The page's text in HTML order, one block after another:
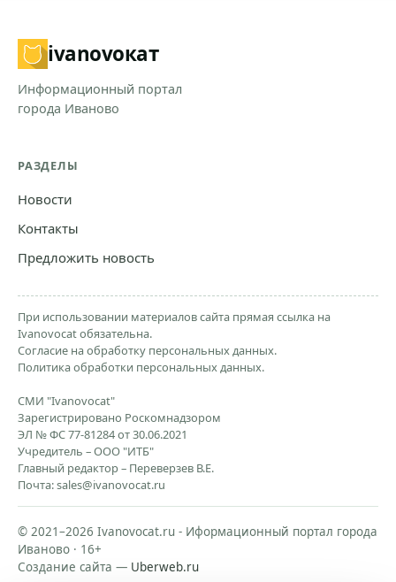
ivanovoкат
Информационный портал
города Иваново
РАЗДЕЛЫ
Новости
Контакты
Предложить новость
При использовании материалов сайта прямая ссылка на
Ivanovocat обязательна.
Согласие на обработку персональных данных.
Политика обработки персональных данных.
СМИ "Ivanovocat"
Зарегистрировано Роскомнадзором
ЭЛ № ФС 77-81284 от 30.06.2021
Учредитель – ООО "ИТБ"
Главный редактор – Переверзев В.Е.
Почта:sales@ivanovocat.ru
© 2021–2026 Ivanovocat.ru - Иформационный портал города
Иваново · 16+
Создание сайта — Uberweb.ru